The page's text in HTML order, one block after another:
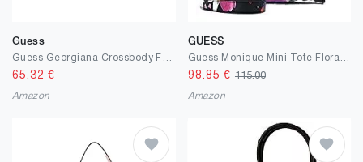
Guess
65.32 €
Amazon
GUESS
98.85 € 115.00
Amazon